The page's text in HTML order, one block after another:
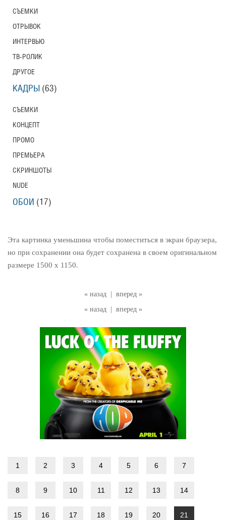
« назад
вперед »
« назад
вперед »
Эта картинка уменьшина чтобы поместиться в экран браузера,
но при сохранении она будет сохранена в своем оригинальном
размере 1500 x 1150.
1 2 3 4 5 6 7
8 9 10 11 12 13 14
15 16 17 18 19 20 21
СЪЕМКИ
ОТРЫВОК
ИНТЕРВЬЮ
ТВ-РОЛИК
ДРУГОЕ
КАДРЫ (63)
СЪЕМКИ
КОНЦЕПТ
ПРОМО
ПРЕМЬЕРА
СКРИНШОТЫ
NUDE
ОБОИ (17)